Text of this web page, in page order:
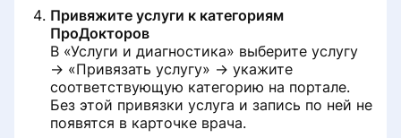
Привяжите услуги к категориям
ПроДокторов
В «Услуги и диагностика» выберите услугу
→ «Привязать услугу» → укажите
соответствующую категорию на портале.
Без этой привязки услуга и запись по ней не
появятся в карточке врача.